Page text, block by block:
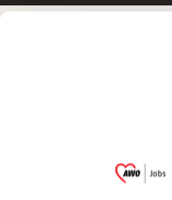
Garitz
(Ein